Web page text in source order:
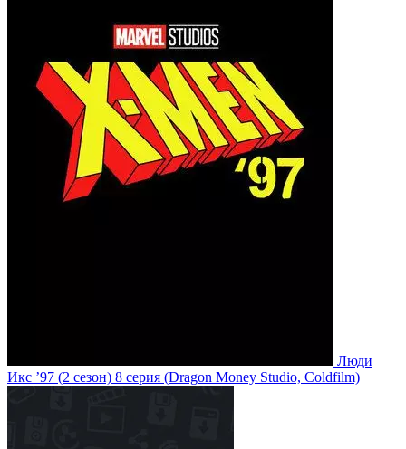
Люди
Икс ’97 (2 сезон) 8 серия (Dragon Money Studio, Coldfilm)